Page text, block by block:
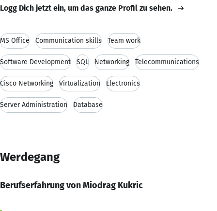
Logg Dich jetzt ein, um das ganze Profil zu sehen.
MS Office Communication skills Team work
Software Development SQL Networking Telecommunications
Cisco Networking Virtualization Electronics
Server Administration Database
Werdegang
Berufserfahrung von Miodrag Kukric